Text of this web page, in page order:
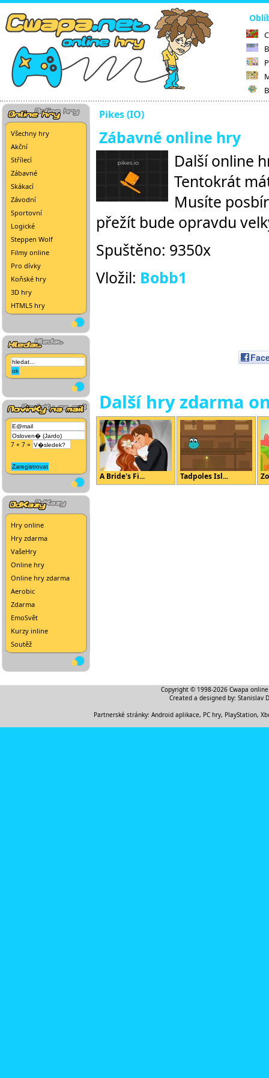
Všechny hry
Akční
Střílecí
Zábavné
Skákací
Závodní
Sportovní
Logické
Steppen Wolf
Filmy online
Pro dívky
Koňské hry
3D hry
HTML5 hry
7 + 7 =
Hry online
Hry zdarma
VašeHry
Online hry
Online hry zdarma
Aerobic
Zdarma
EmoSvět
Kurzy inline
Soutěž
Pikes (IO)
Zábavné online hry
Další online
Tentokrát
Musíte
přežít bude opravdu
Spuštěno: 9350x
Vložil: Bobb1
Další hry zdarma
A Bride's Fi... Tadpoles Isl...
Copyright © 1998-2026 Cwapa
Created a designed by: Stanislav
Partnerské stránky: Android aplikace, PC hry, PlayStation,